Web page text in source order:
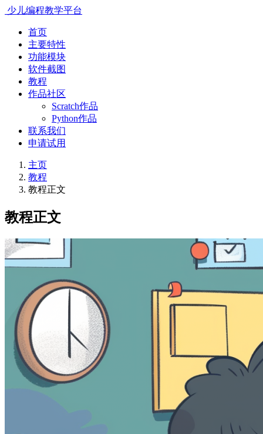
少儿编程教学平台
首页
主要特性
功能模块
软件截图
教程
作品社区
Scratch作品
Python作品
联系我们
申请试用
主页
教程
教程正文
教程正文